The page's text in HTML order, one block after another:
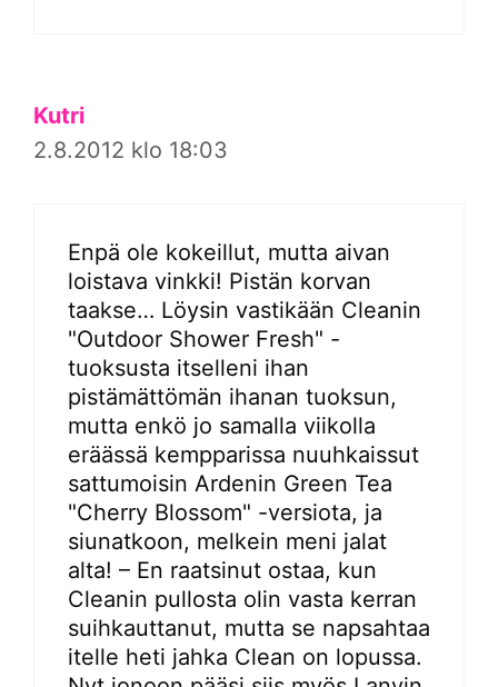
Kutri
2.8.2012 klo 18:03
Enpä ole kokeillut, mutta aivan
loistava vinkki! Pistän korvan
taakse… Löysin vastikään Cleanin
"Outdoor Shower Fresh" -
tuoksusta itselleni ihan
pistämättömän ihanan tuoksun,
mutta enkö jo samalla viikolla
eräässä kempparissa nuuhkaissut
sattumoisin Ardenin Green Tea
"Cherry Blossom" -versiota, ja
siunatkoon, melkein meni jalat
alta! – En raatsinut ostaa, kun
Cleanin pullosta olin vasta kerran
suihkauttanut, mutta se napsahtaa
itelle heti jahka Clean on lopussa.